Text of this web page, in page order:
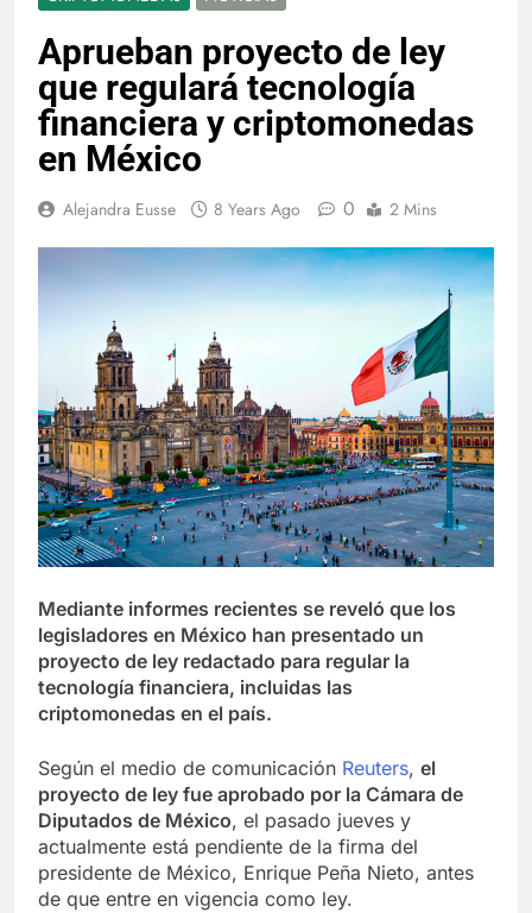
Aprueban proyecto de ley
que regulará tecnología
financiera y criptomonedas
en México
Alejandra Eusse 8 Years Ago 0 2 Mins
Mediante informes recientes se reveló que los
legisladores en México han presentado un
proyecto de ley redactado para regular la
tecnología financiera, incluidas las
criptomonedas en el país.
Según el medio de comunicación Reuters, el
proyecto de ley fue aprobado por la Cámara de
Diputados de México, el pasado jueves y
actualmente está pendiente de la firma del
presidente de México, Enrique Peña Nieto, antes
de que entre en vigencia como ley.